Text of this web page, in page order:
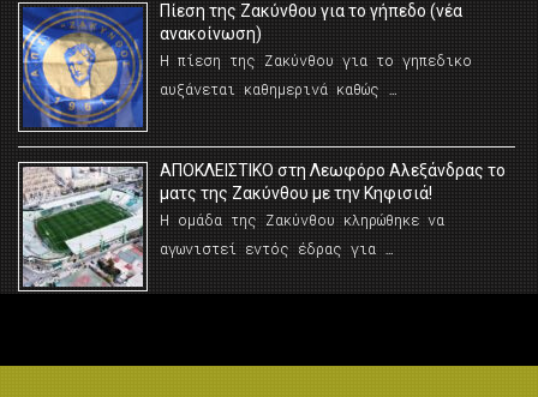
Πίεση της Ζακύνθου για το γήπεδο (νέα
ανακοίνωση)
Η πίεση της Ζακύνθου για το γηπεδικο
αυξάνεται καθημερινά καθώς …
AΠΟΚΛΕΙΣΤΙΚΟ στη Λεωφόρο Αλεξάνδρας το
ματς της Ζακύνθου με την Κηφισιά!
Η ομάδα της Ζακύνθου κληρώθηκε να
αγωνιστεί εντός έδρας για …